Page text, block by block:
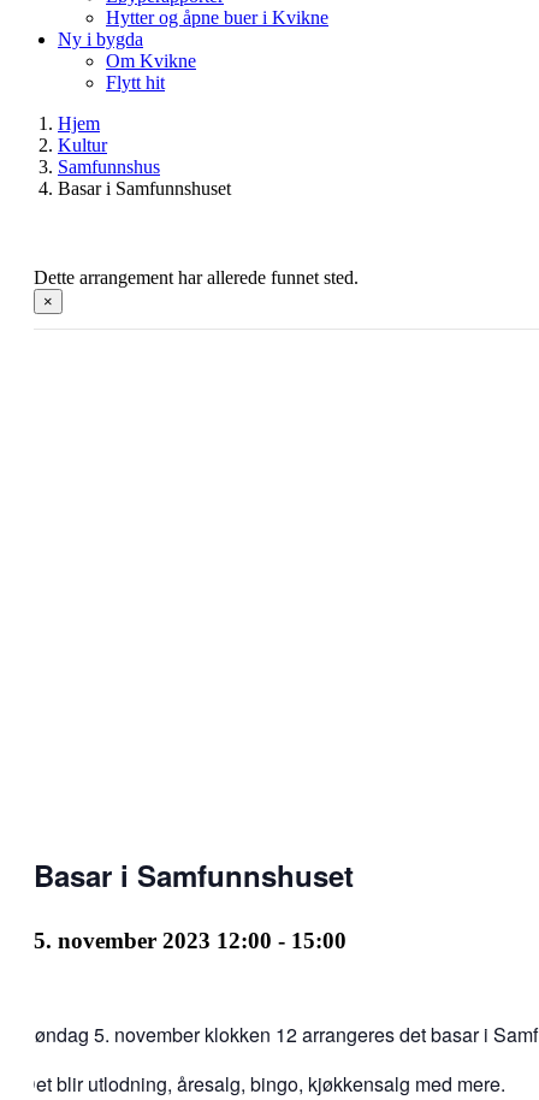
Hytter og åpne buer i Kvikne
Ny i bygda
Om Kvikne
Flytt hit
Hjem
Kultur
Samfunnshus
Basar i Samfunnshuset
Dette arrangement har allerede funnet sted.
×
Basar i Samfunnshuset
5. november 2023 12:00 - 15:00
Søndag 5. november klokken 12 arrangeres det basar i
Det blir utlodning, åresalg, bingo, kjøkkensalg med mere.